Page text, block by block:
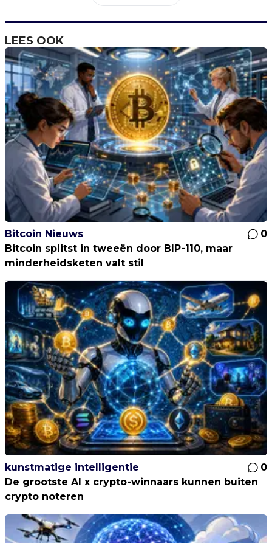
LEES OOK
Bitcoin Nieuws
0
Bitcoin splitst in tweeën door BIP-110, maar
minderheidsketen valt stil
kunstmatige intelligentie
0
De grootste AI x crypto-winnaars kunnen buiten
crypto noteren